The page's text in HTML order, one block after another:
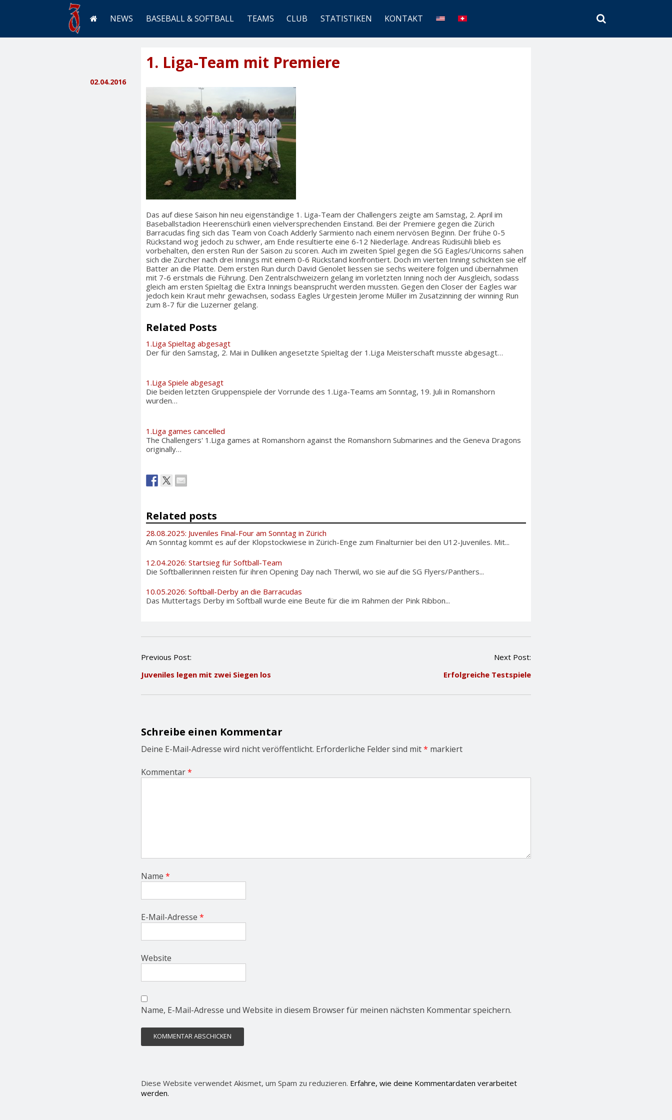
NEWS BASEBALL & SOFTBALL TEAMS CLUB STATISTIKEN KONTAKT
SEARCH
1. Liga-Team mit Premiere
02.04.2016
Das auf diese Saison hin neu eigenständige 1. Liga-Team der Challengers zeigte am Samstag, 2. April im
Baseballstadion Heerenschürli einen vielversprechenden Einstand. Bei der Premiere gegen die Zürich
Barracudas fing sich das Team von Coach Adderly Sarmiento nach einem nervösen Beginn. Der frühe 0-5
Rückstand wog jedoch zu schwer, am Ende resultierte eine 6-12 Niederlage. Andreas Rüdisühli blieb es
vorbehalten, den ersten Run der Saison zu scoren. Auch im zweiten Spiel gegen die SG Eagles/Unicorns sahen
sich die Zürcher nach drei Innings mit einem 0-6 Rückstand konfrontiert. Doch im vierten Inning schickten sie elf
Batter an die Platte. Dem ersten Run durch David Genolet liessen sie sechs weitere folgen und übernahmen
mit 7-6 erstmals die Führung. Den Zentralschweizern gelang im vorletzten Inning noch der Ausgleich, sodass
gleich am ersten Spieltag die Extra Innings beansprucht werden mussten. Gegen den Closer der Eagles war
jedoch kein Kraut mehr gewachsen, sodass Eagles Urgestein Jerome Müller im Zusatzinning der winning Run
zum 8-7 für die Luzerner gelang.
Related Posts
1.Liga Spieltag abgesagt
Der für den Samstag, 2. Mai in Dulliken angesetzte Spieltag der 1.Liga Meisterschaft musste abgesagt…
1.Liga Spiele abgesagt
Die beiden letzten Gruppenspiele der Vorrunde des 1.Liga-Teams am Sonntag, 19. Juli in Romanshorn
wurden…
1.Liga games cancelled
The Challengers' 1.Liga games at Romanshorn against the Romanshorn Submarines and the Geneva Dragons
originally…
Related posts
28.08.2025: Juveniles Final-Four am Sonntag in Zürich
Am Sonntag kommt es auf der Klopstockwiese in Zürich-Enge zum Finalturnier bei den U12-Juveniles. Mit...
12.04.2026: Startsieg für Softball-Team
Die Softballerinnen reisten für ihren Opening Day nach Therwil, wo sie auf die SG Flyers/Panthers...
10.05.2026: Softball-Derby an die Barracudas
Das Muttertags Derby im Softball wurde eine Beute für die im Rahmen der Pink Ribbon...
P
s
n
i
g
a
o
Previous Post:
Juveniles legen mit zwei Siegen los
Next Post:
Erfolgreiche Testspiele
Schreibe einen Kommentar
Deine E-Mail-Adresse wird nicht veröffentlicht. Erforderliche Felder sind mit* markiert
Kommentar*
Name *
E-Mail-Adresse *
Website
Name, E-Mail-Adresse und Website in diesem Browser für meinen nächsten Kommentar speichern.
Diese Website verwendet Akismet, um Spam zu reduzieren. Erfahre, wie deine Kommentardaten verarbeitet
werden.